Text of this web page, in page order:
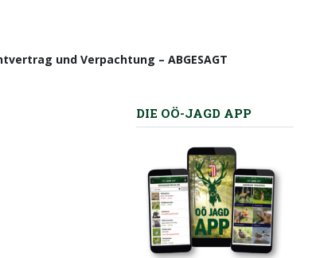
und Verpachtung – ABGESAGT
DIE OÖ-JAGD APP